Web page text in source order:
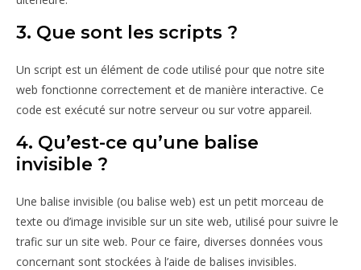
3. Que sont les scripts ?
Un script est un élément de code utilisé pour que notre site
web fonctionne correctement et de manière interactive. Ce
code est exécuté sur notre serveur ou sur votre appareil.
4. Qu’est-ce qu’une balise
invisible ?
Une balise invisible (ou balise web) est un petit morceau de
texte ou d’image invisible sur un site web, utilisé pour suivre le
trafic sur un site web. Pour ce faire, diverses données vous
concernant sont stockées à l’aide de balises invisibles.